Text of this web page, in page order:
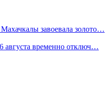
завоевала золото…
августа временно отключ…